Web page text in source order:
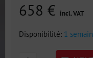
658 € incl. VAT
Disponibilité: 1